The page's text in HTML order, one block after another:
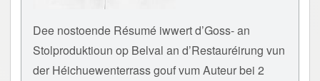
Dee nostoende Résumé iwwert d’Goss- an
Stolproduktioun op Belval an d’Restauréirung vun
der Héichuewenterrass gouf vum Auteur bei 2